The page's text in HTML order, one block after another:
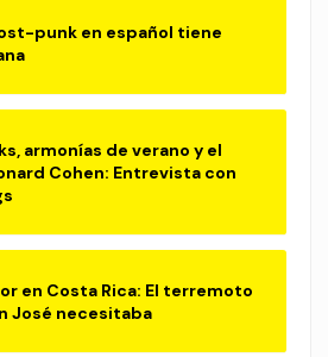
punk en español tiene
armonías de verano y el
Cohen: Entrevista con
en Costa Rica: El terremoto
José necesitaba